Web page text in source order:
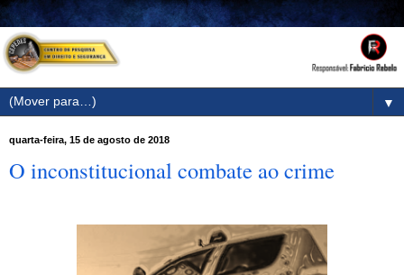
▼
quarta-feira, 15 de agosto de 2018
O inconstitucional combate ao crime